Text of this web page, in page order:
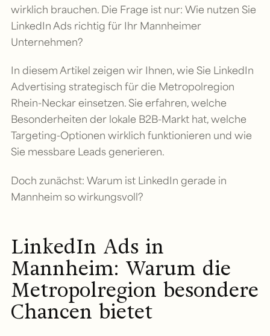
wirklich brauchen. Die Frage ist nur: Wie nutzen Sie
LinkedIn Ads richtig für Ihr Mannheimer
Unternehmen?
In diesem Artikel zeigen wir Ihnen, wie Sie LinkedIn
Advertising strategisch für die Metropolregion
Rhein-Neckar einsetzen. Sie erfahren, welche
Besonderheiten der lokale B2B-Markt hat, welche
Targeting-Optionen wirklich funktionieren und wie
Sie messbare Leads generieren.
Doch zunächst: Warum ist LinkedIn gerade in
Mannheim so wirkungsvoll?
LinkedIn Ads in
Mannheim: Warum die
Metropolregion besondere
Chancen bietet